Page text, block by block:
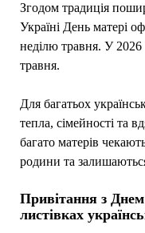
Згодом традиція
Україні День матері
неділю травня. У 2026
травня.
Для багатьох
тепла, сімейності та
багато матерів
родини та
Привітання з
листівках